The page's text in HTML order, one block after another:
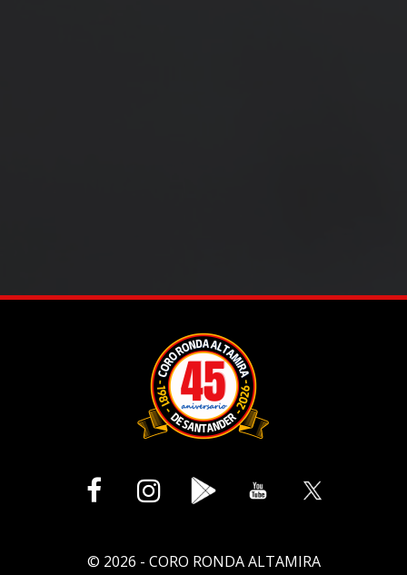
 
© 2026 - CORO RONDA ALTAMIRA